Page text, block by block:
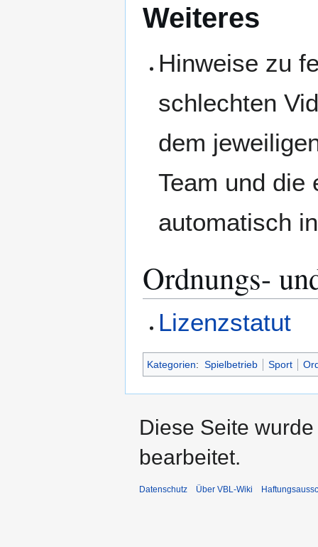
Weiteres
Hinweise zu
schlechten
dem
Team und die
automatisch
Ordnungs-
Lizenzstatut
Kategorien: Spielbetrieb Sport
Diese Seite
bearbeitet.
Datenschutz Über VBL-Wiki